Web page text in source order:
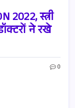
स्त्री
ने रखे
0